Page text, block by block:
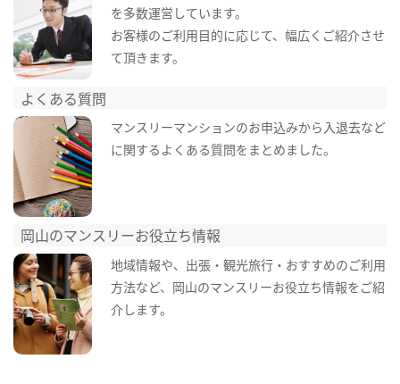
を多数運営しています。
お客様のご利用目的に応じて、幅広くご紹介させ
て頂きます。
よくある質問
マンスリーマンションのお申込みから入退去など
に関するよくある質問をまとめました。
岡山のマンスリーお役立ち情報
地域情報や、出張・観光旅行・おすすめのご利用
方法など、岡山のマンスリーお役立ち情報をご紹
介します。